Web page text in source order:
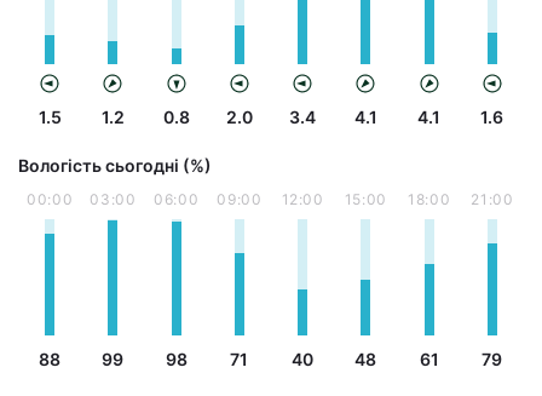
1.5 1.2 0.8 2.0 3.4 4.1 4.1 1.6
Вологість сьогодні (%)
00:00
88
03:00
99
06:00
98
09:00
71
12:00
40
15:00
48
18:00
61
21:00
79